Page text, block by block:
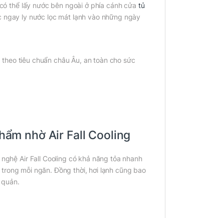
thể lấy nước bên ngoài ở phía cánh cửa tủ
ly nước lọc mát lạnh vào những ngày
tiêu chuẩn châu Âu, an toàn cho sức
nhờ Air Fall Cooling
Air Fall Cooling có khả năng tỏa nhanh
mỗi ngăn. Đồng thời, hơi lạnh cũng bao